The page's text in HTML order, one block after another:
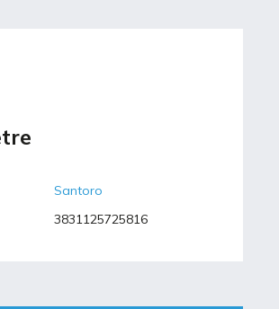
Santoro
3831125725816